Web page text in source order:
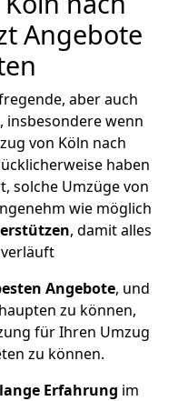
Angebote
aber auch
insbesondere wenn
von Köln nach
haben
solche Umzüge von
wie möglich
, damit alles
Angebote, und
zu können,
für Ihren Umzug
zu können.
Erfahrung im